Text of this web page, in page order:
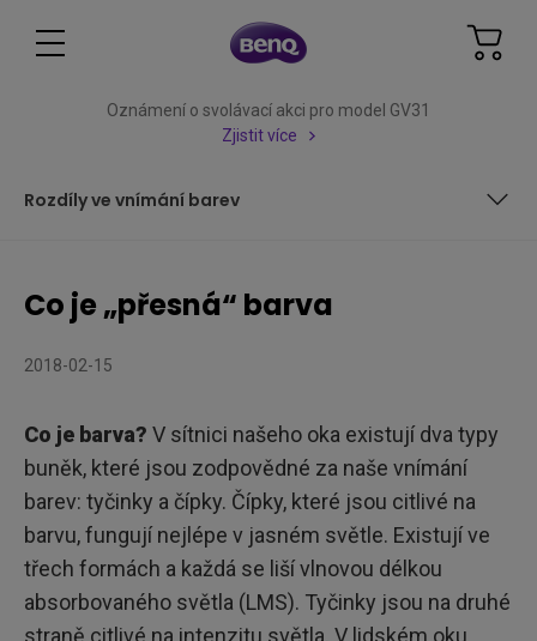
Oznámení o svolávací akci pro model GV31
Zjistit více
Rozdíly ve vnímání barev
Rozdíly ve vnímání barev
Co je „přesná“ barva
2018-02-15
Co je barva? V sítnici našeho oka existují dva typy
buněk, které jsou zodpovědné za naše vnímání
barev: tyčinky a čípky. Čípky, které jsou citlivé na
barvu, fungují nejlépe v jasném světle. Existují ve
třech formách a každá se liší vlnovou délkou
absorbovaného světla (LMS). Tyčinky jsou na druhé
straně citlivé na intenzitu světla. V lidském oku